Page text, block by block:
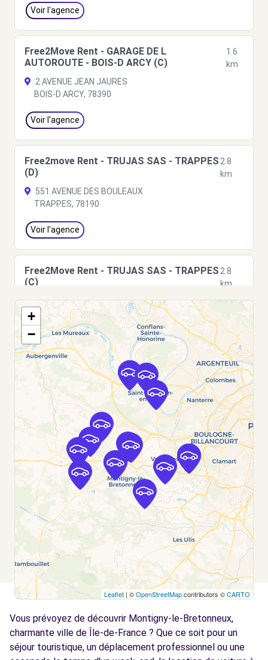
Voir l'agence
Free2Move Rent - GARAGE DE L
AUTOROUTE - BOIS-D ARCY (C)
1.6
km
2 AVENUE JEAN JAURES
BOIS-D ARCY, 78390
Voir l'agence
Free2move Rent - TRUJAS SAS - TRAPPES
(D)
2.8
km
551 AVENUE DES BOULEAUX
TRAPPES, 78190
Voir l'agence
Free2Move Rent - TRUJAS SAS - TRAPPES
(C)
2.8
km
551 AVENUE DES BOULEAUX
TRAPPES, 78190
Voir l'agence
Free2Move Rent - GARAGE ST HONORE -
BUC (C)
6.4
km
641 AVENUE GUYNEMER
BUC, 78530
Voir l'agence
Free2Move Rent - DAW - MAGNY-LES-
HAMEAUX (C)
6.8
km
2 RUE SALVADOR ALLENDE
MAGNY-LES-HAMEAUX, 78114
Voir l'agence
Free2Move Rent - SERANE SERVICE MAURI
6.9
4 RUE DES ENTREPRENEURS
LES CLAYES-SOUS-BOIS, 78340
+
−
Leaflet | ©OpenStreetMapcontributors ©CARTO
Vous prévoyez de découvrir Montigny-le-Bretonneux,
charmante ville de Île-de-France ? Que ce soit pour un
séjour touristique, un déplacement professionnel ou une